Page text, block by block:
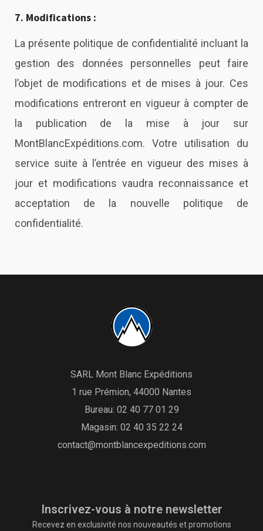
7. Modifications :
La présente politique de confidentialité incluant la
gestion des données personnelles peut faire
l’objet de modifications et de mises à jour. Ces
modifications entreront en vigueur à compter de
la publication de la mise à jour sur
MontBlancExpéditions.com. Votre utilisation du
service suite à l’entrée en vigueur des mises à
jour et modifications vaudra reconnaissance et
acceptation de la nouvelle politique de
confidentialité.
SARL Mont Blanc Expéditions
1 rue Prémion, 44000 Nantes
Bureau: 02 40 77 01 29
Magasin: 02 40 35 22 24
contact@montblancexpeditions.com
Inscrivez-vous à notre newsletter
Recevez en exclusivité nos nouveautés et promotions